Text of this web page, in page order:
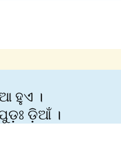
ହୁଏ ।
ଡ଼ିଆଁ ।